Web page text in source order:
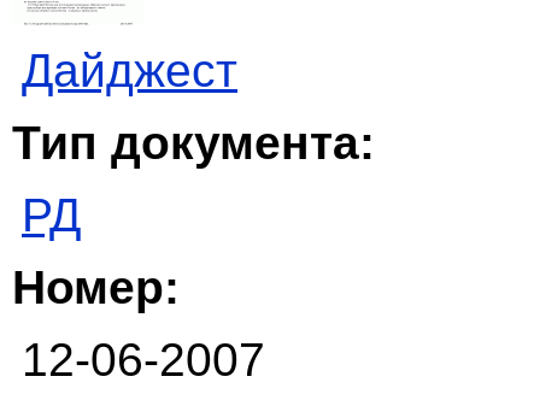
Дайджест
Тип документа:
РД
Номер:
12-06-2007